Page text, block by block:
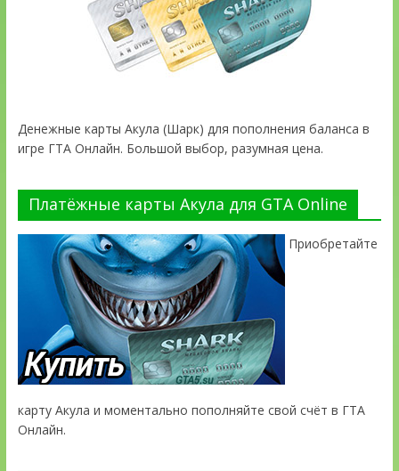
Денежные карты Акула (Шарк) для пополнения баланса в
игре ГТА Онлайн. Большой выбор, разумная цена.
Платёжные карты Акула для GTA Online
Приобретайте
карту Акула и моментально пополняйте свой счёт в ГТА
Онлайн.